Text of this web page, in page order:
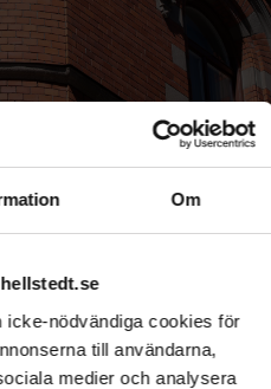
Om
icke-nödvändiga cookies för
till användarna,
medier och analysera